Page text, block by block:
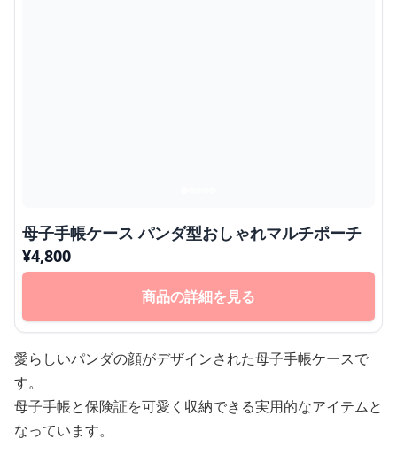
母子手帳ケース パンダ型おしゃれマルチポーチ
¥4,800
商品の詳細を見る
愛らしいパンダの顔がデザインされた母子手帳ケースで
す。
母子手帳と保険証を可愛く収納できる実用的なアイテムと
なっています。